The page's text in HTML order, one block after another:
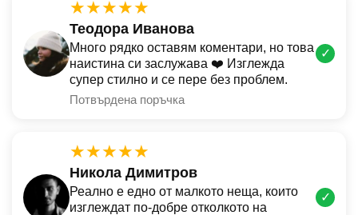
★★★★★
Теодора Иванова
Много рядко оставям коментари, но това
наистина си заслужава ❤️ Изглежда
супер стилно и се пере без проблем.
Потвърдена поръчка
✓
★★★★★
Никола Димитров
Реално е едно от малкото неща, които
изглеждат по-добре отколкото на
✓